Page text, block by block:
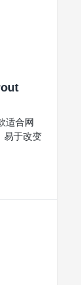
适合网
易于改变